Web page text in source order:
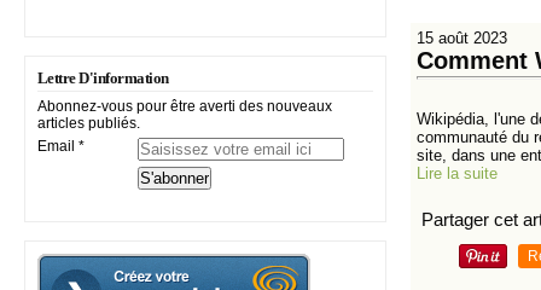
Lettre D'information
Abonnez-vous pour être averti des nouveaux
articles publiés.
Email
15 août 2023
Comment
Wikipédia, l'une
communauté du
site, dans une
Lire la suite
Partager cet